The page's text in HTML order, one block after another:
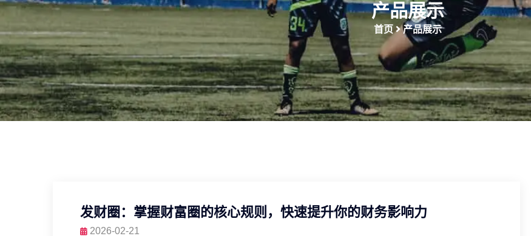
产品展示
首页 产品展示
发财圈：掌握财富圈的核心规则，快速提升你的财务影响力
2026-02-21